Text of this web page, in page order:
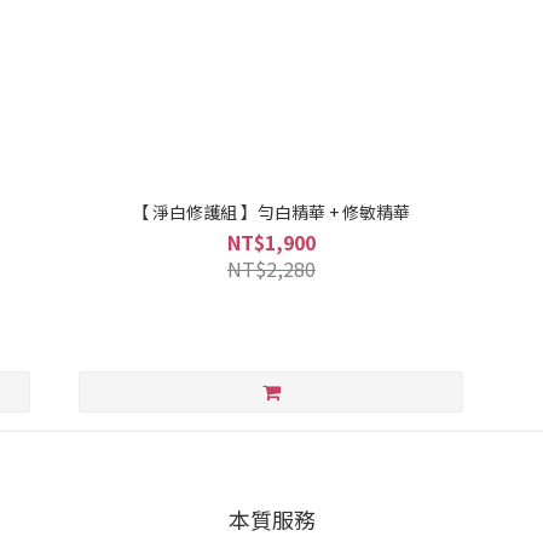
【 淨白修護組 】勻白精華 + 修敏精華
NT$1,900
NT$2,280
本質服務